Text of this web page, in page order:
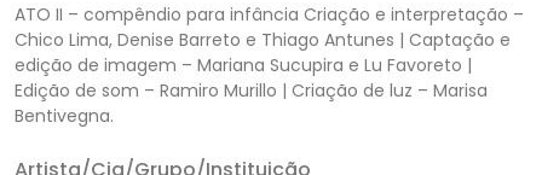
ATO II – compêndio para infância Criação e interpretação –
Chico Lima, Denise Barreto e Thiago Antunes | Captação e
edição de imagem – Mariana Sucupira e Lu Favoreto |
Edição de som – Ramiro Murillo | Criação de luz – Marisa
Bentivegna.
Artista/Cia/Grupo/Instituição